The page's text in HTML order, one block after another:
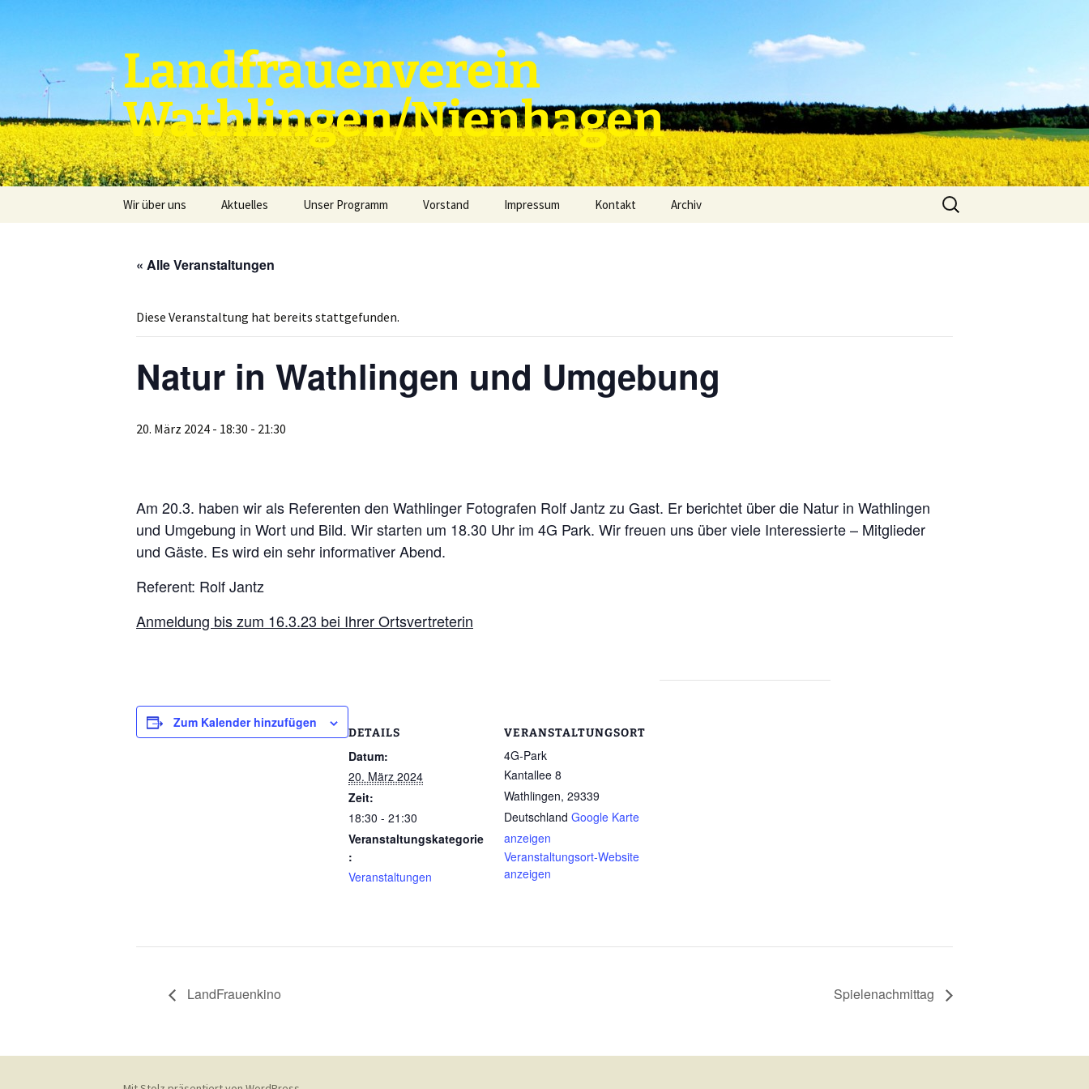
Landfrauenverein
Wathlingen/Nienhagen
Wir über uns Aktuelles Unser Programm Vorstand Impressum Kontakt Archiv
Suche
nach:
« Alle Veranstaltungen
Diese Veranstaltung hat bereits stattgefunden.
Natur in Wathlingen und Umgebung
20. März 2024 - 18:30 - 21:30
Am 20.3. haben wir als Referenten den Wathlinger Fotografen Rolf Jantz zu Gast. Er berichtet über die Natur in Wathlingen
und Umgebung in Wort und Bild. Wir starten um 18.30 Uhr im 4G Park. Wir freuen uns über viele Interessierte – Mitglieder
und Gäste. Es wird ein sehr informativer Abend.
Referent: Rolf Jantz
Anmeldung bis zum 16.3.23 bei Ihrer Ortsvertreterin
Zum Kalender hinzufügen
DETAILS
Datum:
20. März 2024
Zeit:
18:30 - 21:30
Veranstaltungskategorie
:
Veranstaltungen
VERANSTALTUNGSORT
4G-Park
Kantallee 8
Wathlingen, 29339
Deutschland Google Karte
anzeigen
Veranstaltungsort-Website
anzeigen
LandFrauenkino Spielenachmittag